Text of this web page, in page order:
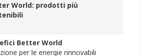
World: prodotti più
Better World
per le energie rinnovabili